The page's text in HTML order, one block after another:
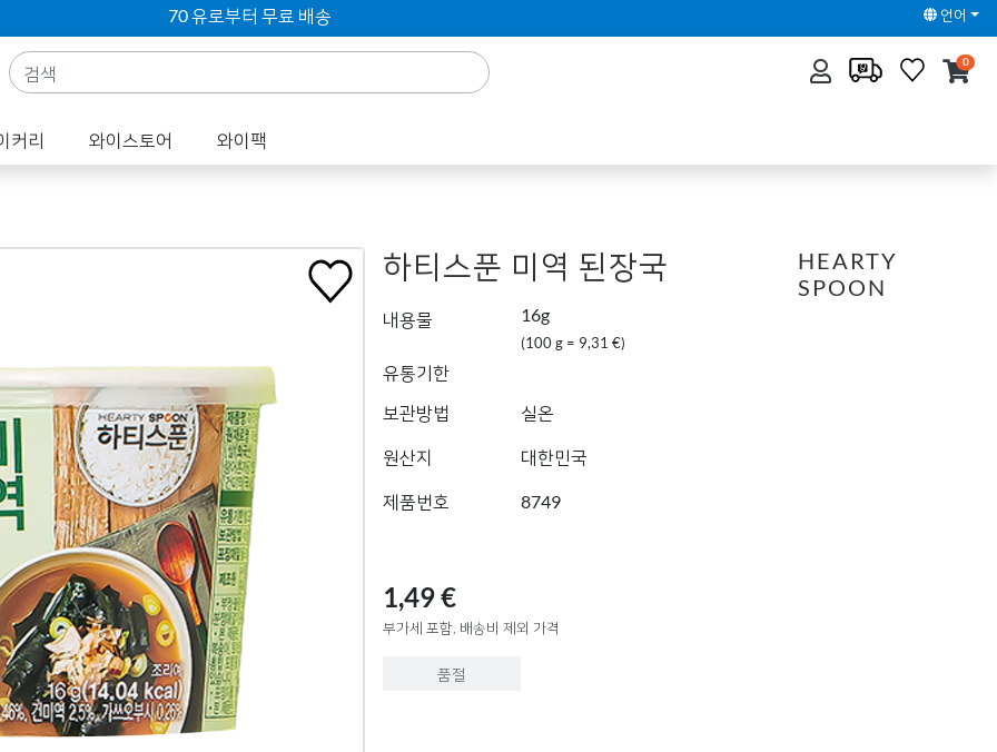
70 유로부터 무료 배송 언어
0
커리 와이스토어 와이팩
하티스푼 미역 된장국
내용물 16g
(100 g = 9,31 €)
유통기한
보관방법
실온
원산지 대한민국
제품번호 8749
HEARTY
SPOON
1,49 €
부가세 포함, 배송비 제외 가격
품절